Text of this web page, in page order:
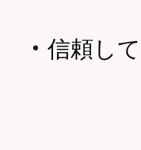
・ 信頼し